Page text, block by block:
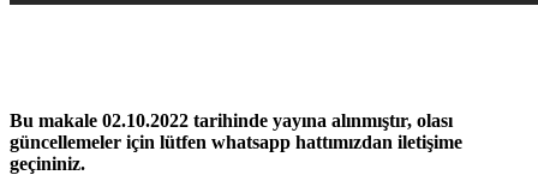
Bu makale 02.10.2022 tarihinde yayına alınmıştır, olası
güncellemeler için lütfen whatsapp hattımızdan iletişime
geçininiz.